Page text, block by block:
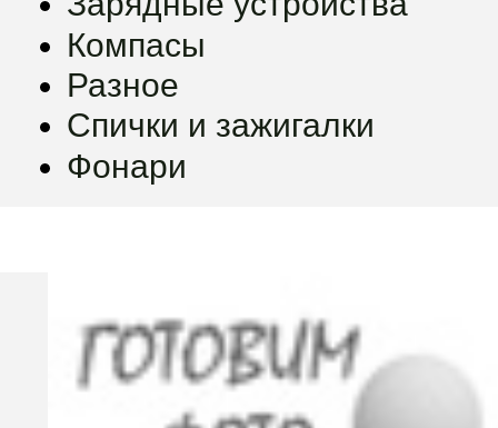
Компасы
Разное
Спички и зажигалки
Фонари